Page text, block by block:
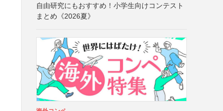
自由研究にもおすすめ！小学生向けコンテスト
まとめ《2026夏》